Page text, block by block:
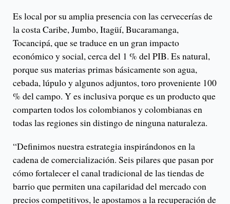
Es local por su amplia presencia con las cervecerías de
la costa Caribe, Jumbo, Itagüí, Bucaramanga,
Tocancipá, que se traduce en un gran impacto
económico y social, cerca del 1 % del PIB. Es natural,
porque sus materias primas básicamente son agua,
cebada, lúpulo y algunos adjuntos, toro proveniente 100
% del campo. Y es inclusiva porque es un producto que
comparten todos los colombianos y colombianas en
todas las regiones sin distingo de ninguna naturaleza.
“Definimos nuestra estrategia inspirándonos en la
cadena de comercialización. Seis pilares que pasan por
cómo fortalecer el canal tradicional de las tiendas de
barrio que permiten una capilaridad del mercado con
precios competitivos, le apostamos a la recuperación de